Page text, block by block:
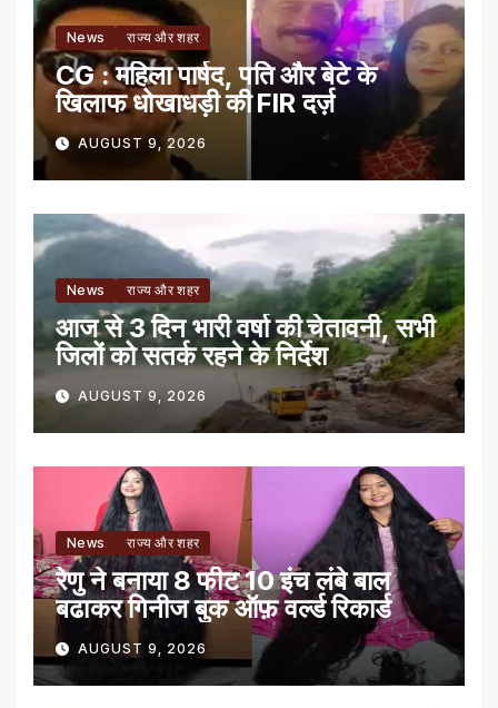
News राज्य और शहर
CG : महिला पार्षद, पति और बेटे के
खिलाफ धोखाधड़ी की FIR दर्ज़
AUGUST 9, 2026
News राज्य और शहर
आज से 3 दिन भारी वर्षा की चेतावनी, सभी
जिलों को सतर्क रहने के निर्देश
AUGUST 9, 2026
News राज्य और शहर
रेणु ने बनाया 8 फीट 10 इंच लंबे बाल
बढाकर गिनीज बुक ऑफ़ वर्ल्ड रिकार्ड
AUGUST 9, 2026